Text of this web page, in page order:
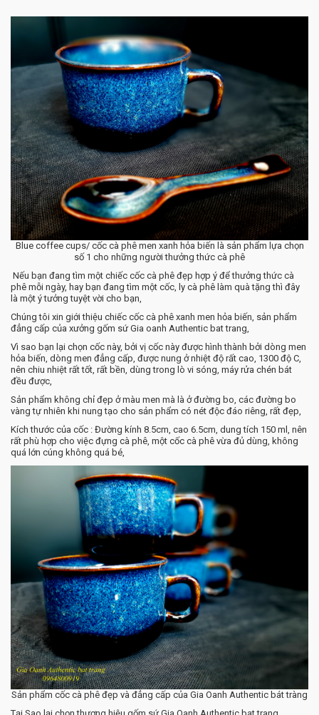
Blue coffee cups/ cốc cà phê men xanh hỏa biến là sản phẩm lựa chọn
số 1 cho những người thưởng thức cà phê
Nếu bạn đang tìm một chiếc cốc cà phê đẹp hợp ý để thưởng thức cà
phê mỗi ngày, hay bạn đang tìm một cốc, ly cà phê làm quà tặng thì đây
là một ý tưởng tuyệt vời cho bạn,
Chúng tôi xin giới thiệu chiếc cốc cà phê xanh men hỏa biến, sản phẩm
đẳng cấp của xưởng gốm sứ Gia oanh Authentic bat trang,
Vì sao bạn lại chọn cốc này, bởi vị cốc này được hình thành bởi dòng men
hỏa biến, dòng men đẳng cấp, được nung ở nhiệt độ rất cao, 1300 độ C,
nên chiu nhiệt rất tốt, rất bền, dùng trong lò vi sóng, máy rửa chén bát
đều được,
Sản phẩm không chỉ đẹp ở màu men mà là ở đường bo, các đường bo
vàng tự nhiên khi nung tạo cho sản phẩm có nét độc đáo riêng, rất đẹp,
Kích thước của cốc : Đường kính 8.5cm, cao 6.5cm, dung tích 150 ml, nên
rất phù hợp cho việc đựng cà phê, một cốc cà phê vừa đủ dùng, không
quá lớn cúng không quá bé,
Sản phẩm cốc cà phê đẹp và đẳng cấp của Gia Oanh Authentic bát tràng